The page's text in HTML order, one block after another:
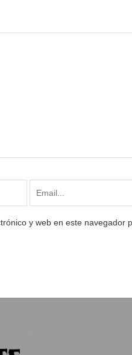
y web en este navegador